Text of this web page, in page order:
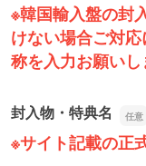
※韓国輸入盤の封
けない場合ご対
称を入力お願いし
封入物・特典名
※サイト記載の正